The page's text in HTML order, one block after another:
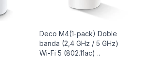
Deco M4(1-pack) Doble
banda (2,4 GHz / 5 GHz)
Wi-Fi 5 (802.11ac) ..